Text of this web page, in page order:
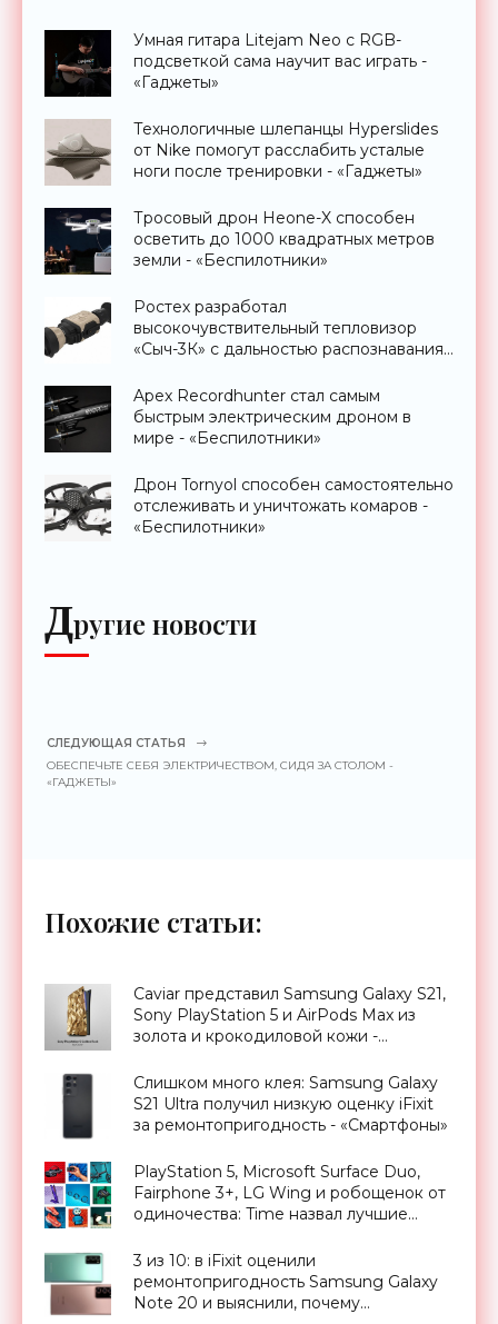
Умная гитара Litejam Neo с RGB-
подсветкой сама научит вас играть -
«Гаджеты»
Технологичные шлепанцы Hyperslides
от Nike помогут расслабить усталые
ноги после тренировки - «Гаджеты»
Тросовый дрон Heone-X способен
осветить до 1000 квадратных метров
земли - «Беспилотники»
Ростех разработал
высокочувствительный тепловизор
«Сыч-3К» с дальностью распознавания
Apex Recordhunter стал самым
быстрым электрическим дроном в
мире - «Беспилотники»
Дрон Tornyol способен самостоятельно
отслеживать и уничтожать комаров -
«Беспилотники»
Другие новости
СЛЕДУЮЩАЯ СТАТЬЯ
ОБЕСПЕЧЬТЕ СЕБЯ ЭЛЕКТРИЧЕСТВОМ, СИДЯ ЗА СТОЛОМ -
«ГАДЖЕТЫ»
Похожие статьи:
Caviar представил Samsung Galaxy S21,
Sony PlayStation 5 и AirPods Max из
золота и крокодиловой кожи -
Слишком много клея: Samsung Galaxy
S21 Ultra получил низкую оценку iFixit
за ремонтопригодность - «Смартфоны»
PlayStation 5, Microsoft Surface Duo,
Fairphone 3+, LG Wing и робощенок от
одиночества: Time назвал лучшие
3 из 10: в iFixit оценили
ремонтопригодность Samsung Galaxy
Note 20 и выяснили, почему